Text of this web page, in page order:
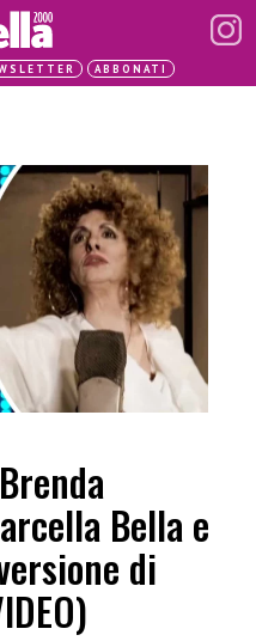
ABBONATI
Bella e
di